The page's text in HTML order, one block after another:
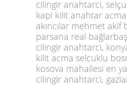
cilingir anahtarci,
kapi kilit anahtar
akıncılar mehmet akif
parsana real
cilingir anahtarci,
kilit acma selcuklu
kosova mahallesi en
cilingir anahtarci,